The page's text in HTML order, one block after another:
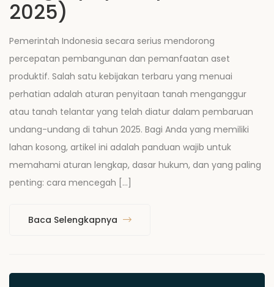
2025)
Pemerintah Indonesia secara serius mendorong
percepatan pembangunan dan pemanfaatan aset
produktif. Salah satu kebijakan terbaru yang menuai
perhatian adalah aturan penyitaan tanah menganggur
atau tanah telantar yang telah diatur dalam pembaruan
undang-undang di tahun 2025. Bagi Anda yang memiliki
lahan kosong, artikel ini adalah panduan wajib untuk
memahami aturan lengkap, dasar hukum, dan yang paling
penting: cara mencegah […]
Baca Selengkapnya